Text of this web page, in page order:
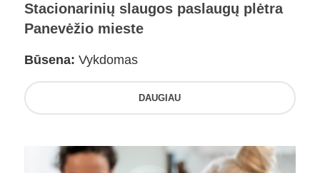
Stacionarinių slaugos paslaugų plėtra
Panevėžio mieste
Būsena: Vykdomas
DAUGIAU